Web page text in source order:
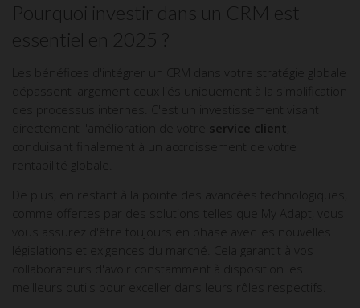
Pourquoi investir dans un CRM est
essentiel en 2025 ?
Les bénéfices d'intégrer un CRM dans votre stratégie globale
dépassent largement ceux liés uniquement à la simplification
des processus internes. C'est un investissement visant
directement l'amélioration de votre service client
conduisant finalement à un accroissement de votre
rentabilité globale.
De plus, en restant à la pointe des avancées technologiques,
comme offertes par des solutions telles que My Adapt, vous
vous assurez d'être toujours en phase avec les nouvelles
législations et exigences du marché. Cela garantit à vos
collaborateurs d'avoir constamment à disposition les
meilleurs outils pour exceller dans leurs rôles respectifs.